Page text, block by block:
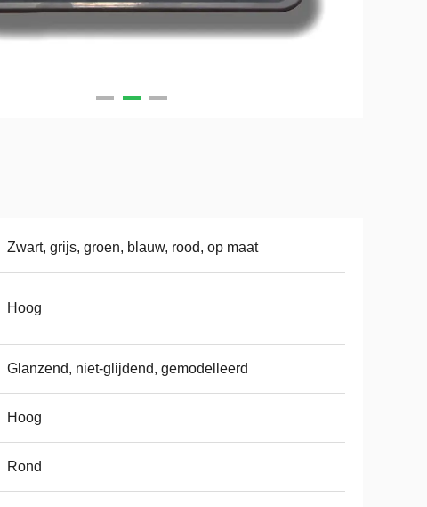
Zwart, grijs, groen, blauw, rood, op maat
Hoog
Glanzend, niet-glijdend, gemodelleerd
Hoog
Rond